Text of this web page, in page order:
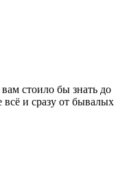
стоило бы знать до
всё и сразу от бывалых